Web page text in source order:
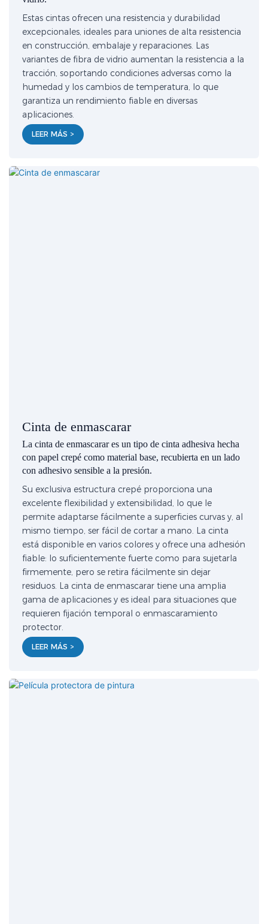
Estas cintas ofrecen una resistencia y durabilidad
excepcionales, ideales para uniones de alta resistencia
en construcción, embalaje y reparaciones. Las
variantes de fibra de vidrio aumentan la resistencia a la
tracción, soportando condiciones adversas como la
humedad y los cambios de temperatura, lo que
garantiza un rendimiento fiable en diversas
aplicaciones.
LEER MÁS >
Cinta de enmascarar
La cinta de enmascarar es un tipo de cinta adhesiva hecha
con papel crepé como material base, recubierta en un lado
con adhesivo sensible a la presión.
Su exclusiva estructura crepé proporciona una
excelente flexibilidad y extensibilidad, lo que le
permite adaptarse fácilmente a superficies curvas y, al
mismo tiempo, ser fácil de cortar a mano. La cinta
está disponible en varios colores y ofrece una adhesión
fiable: lo suficientemente fuerte como para sujetarla
firmemente, pero se retira fácilmente sin dejar
residuos. La cinta de enmascarar tiene una amplia
gama de aplicaciones y es ideal para situaciones que
requieren fijación temporal o enmascaramiento
protector.
LEER MÁS >